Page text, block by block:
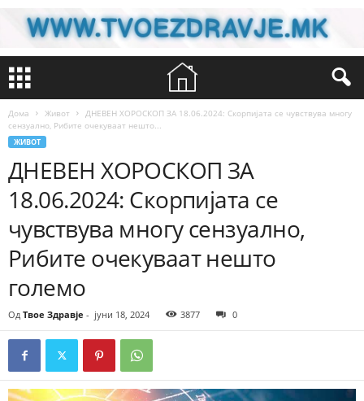
Дома Живот
ДНЕВЕН ХОРОСКОП ЗА 18.06.2024: Скорпијата се чувствува многу
сензуално, Рибите очекуваат нешто...
ЖИВОТ
ДНЕВЕН ХОРОСКОП ЗА
18.06.2024: Скорпијата се
чувствува многу сензуално,
Рибите очекуваат нешто
големо
Од Твое Здравје - јуни 18, 2024 3877 0